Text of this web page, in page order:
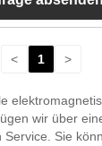
< 1 >
wir über
Sie